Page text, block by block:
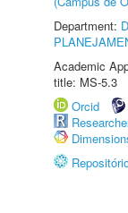
Department:
Academic
title: MS-5.3
Orcid